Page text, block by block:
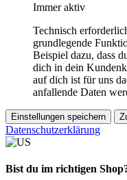
Immer aktiv
Technisch
grundlegende
Beispiel dazu, dass
dich in dein
auf dich ist für uns
anfallende Daten
Einstellungen speichern
Datenschutzerklärung
Bist du im richtigen